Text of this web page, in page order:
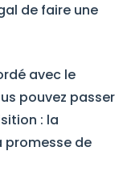
de faire une
avec le
pouvez passer
: la
promesse de